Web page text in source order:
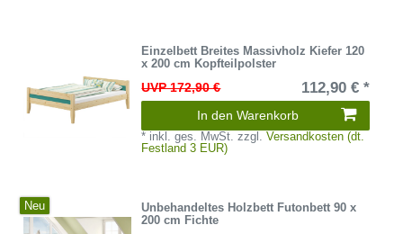
Einzelbett Breites Massivholz Kiefer 120
x 200 cm Kopfteilpolster
UVP 172,90 €
112,90 € *
In den Warenkorb
* inkl. ges. MwSt. zzgl.Versandkosten (dt.
Festland 3 EUR)
Neu
Unbehandeltes Holzbett Futonbett 90 x
200 cm Fichte